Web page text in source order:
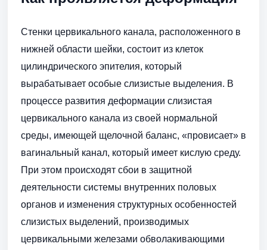
Стенки цервикального канала, расположенного в
нижней области шейки, состоит из клеток
цилиндрического эпителия, который
вырабатывает особые слизистые выделения. В
процессе развития деформации слизистая
цервикального канала из своей нормальной
среды, имеющей щелочной баланс, «провисает» в
вагинальный канал, который имеет кислую среду.
При этом происходят сбои в защитной
деятельности системы внутренних половых
органов и изменения структурных особенностей
слизистых выделений, производимых
цервикальными железами обволакивающими